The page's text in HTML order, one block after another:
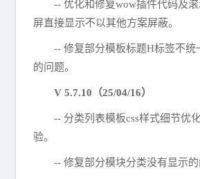
-- 优化和修复wow插件代码及
屏直接显示不以其他方案屏蔽。
-- 修复部分模板标题H标签不统
的问题。
V 5.7.10（25/04/16）
-- 分类列表模板css样式细节优
验。
-- 修复部分模块分类没有显示的